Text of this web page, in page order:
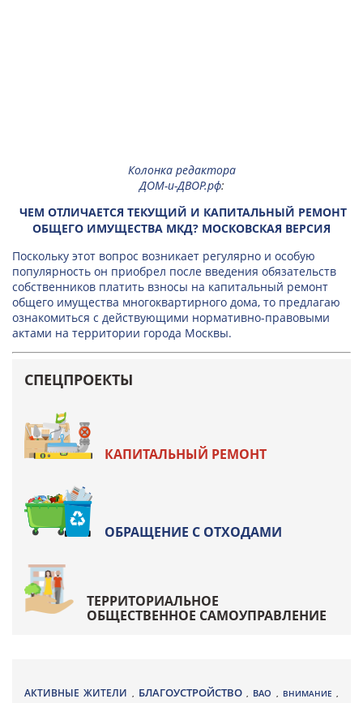
Колонка редактора
ДОМ-и-ДВОР.рф:
ЧЕМ ОТЛИЧАЕТСЯ ТЕКУЩИЙ И КАПИТАЛЬНЫЙ РЕМОНТ
ОБЩЕГО ИМУЩЕСТВА МКД? МОСКОВСКАЯ ВЕРСИЯ
Поскольку этот вопрос возникает регулярно и особую
популярность он приобрел после введения обязательств
собственников платить взносы на капитальный ремонт
общего имущества многоквартирного дома, то предлагаю
ознакомиться с действующими нормативно-правовыми
актами на территории города Москвы.
СПЕЦПРОЕКТЫ
КАПИТАЛЬНЫЙ РЕМОНТ
ОБРАЩЕНИЕ С ОТХОДАМИ
ТЕРРИТОРИАЛЬНОЕ
ОБЩЕСТВЕННОЕ САМОУПРАВЛЕНИЕ
АКТИВНЫЕ ЖИТЕЛИ , БЛАГОУСТРОЙСТВО , ВАО , ВНИМАНИЕ ,